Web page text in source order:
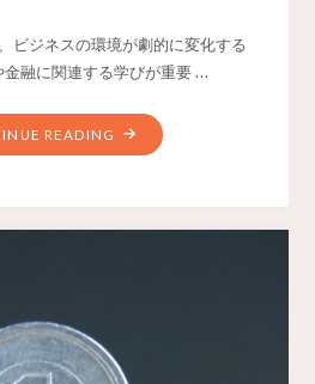
ビジネスの環境が劇的に変化する
融に関連する学びが重要 …
READING